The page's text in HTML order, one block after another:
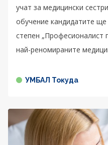
учат за медицински
обучение кандидатите
степен „Професионалист
най-реномираните
УМБАЛ Токуда